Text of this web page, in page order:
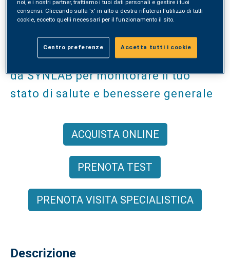
SYNLAB Check
Il programma di prevenzione offerto
da SYNLAB per monitorare il tuo
stato di salute e benessere generale
ACQUISTA ONLINE
PRENOTA TEST
PRENOTA VISITA SPECIALISTICA
Descrizione
noi, e i nostri partner, trattiamo i tuoi dati personali e gestire i tuoi
consensi. Cliccando sulla 'x' in alto a destra rifiuterai l'utilizzo di tutti
cookie, eccetto quelli necessari per il funzionamento il sito.
Centro preferenze Accetta tutti i cookie